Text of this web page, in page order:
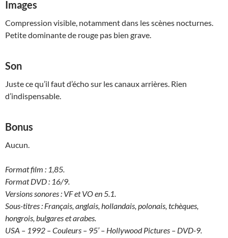
Images
Compression visible, notamment dans les scènes nocturnes.
Petite dominante de rouge pas bien grave.
Son
Juste ce qu’il faut d’écho sur les canaux arrières. Rien
d’indispensable.
Bonus
Aucun.
Format film : 1,85.
Format DVD : 16/9.
Versions sonores : VF et VO en 5.1.
Sous-titres : Français, anglais, hollandais, polonais, tchèques,
hongrois, bulgares et arabes.
USA – 1992 – Couleurs – 95’ – Hollywood Pictures – DVD-9.